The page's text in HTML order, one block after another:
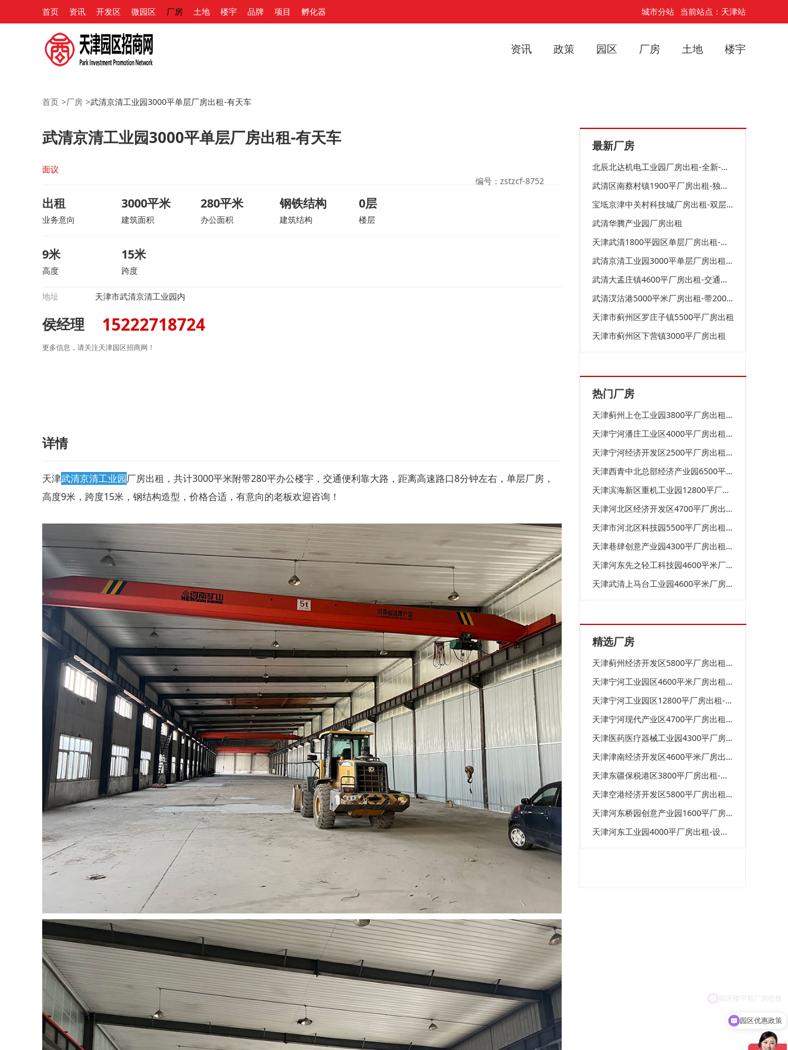
首页 资讯 开发区 微园区 厂房 土地 楼宇 品牌 项目 孵化器 城市分站 当前站点：天津站
资讯 政策 园区 厂房 土地 楼宇
首页 >厂房 >武清京清工业园3000平单层厂房出租-有天车
武清京清工业园3000平单层厂房出租-有天车
面议
编号：zstzcf-8752
出租
业务意向
3000平米
建筑面积
280平米
办公面积
钢铁结构
建筑结构
0层
楼层
9米
高度
15米
跨度
地址 天津市武清京清工业园内
侯经理 15222718724
更多信息，请关注天津园区招商网！
详情
天津武清京清工业园厂房出租，共计3000平米附带280平办公楼宇，交通便利靠大路，距离高速路口8分钟左右，单层厂房，
高度9米，跨度15米，钢结构造型，价格合适，有意向的老板欢迎咨询！
最新厂房
北辰北达机电工业园厂房出租-全新-可装天车
武清区南蔡村镇1900平厂房出租-独门独院-带天车
宝坻京津中关村科技城厂房出租-双层-园区招商
武清华腾产业园厂房出租
天津武清1800平园区单层厂房出租-独门独院
武清京清工业园3000平单层厂房出租-有天车
武清大孟庄镇4600平厂房出租-交通便利-价格便宜
武清汊沽港5000平米厂房出租-带2000平办公室
天津市蓟州区罗庄子镇5500平厂房出租
天津市蓟州区下营镇3000平厂房出租
热门厂房
天津蓟州上仓工业园3800平厂房出租-可进大车-可天车
天津宁河潘庄工业区4000平厂房出租-设施完善
天津宁河经济开发区2500平厂房出租-价格低
天津西青中北总部经济产业园6500平米厂房出租-24小时安保
天津滨海新区重机工业园12800平厂房出租-可进大车
天津河北区经济开发区4700平厂房出租-有天车-有环评-有天车
天津市河北区科技园5500平厂房出租-独门独院
天津巷肆创意产业园4300平厂房出租-可环评-基础设施完善
天津河东先之轻工科技园4600平米厂房出租-有配套办公室-适合多种行业 面议
天津武清上马台工业园4600平米厂房出租-有配套办公室-适合多种行业 面议
精选厂房
天津蓟州经济开发区5800平厂房出租-价格低-可进大车
天津宁河工业园区4600平米厂房出租-有配套办公室-适合多种行业
天津宁河工业园区12800平厂房出租-可进大车
天津宁河现代产业区4700平厂房出租-有天车-有环评-有天车
天津医药医疗器械工业园4300平厂房出租-可环评-基础设施完善
天津津南经济开发区4600平米厂房出租-有配套办公室-适合多种行业
天津东疆保税港区3800平厂房出租-可进大车-可天车
天津空港经济开发区5800平厂房出租-价格低-可进大车 面议
天津河东桥园创意产业园1600平厂房出租-可进大车-设施齐全
天津河东工业园4000平厂房出租-设施完善
园区优惠政策